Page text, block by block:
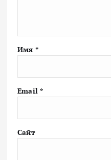
Имя *
Email *
Сайт